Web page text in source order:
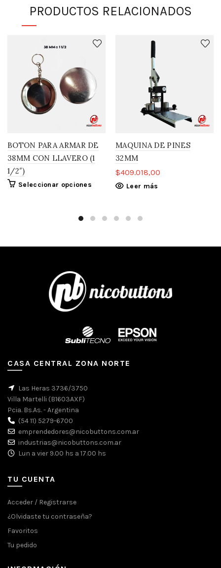
PRODUCTOS RELACIONADOS
BOTON PARA ARMAR DE
38MM CON LLAVERO (1
1/2″)
Seleccionar opciones
MAQUINA DE PINES
32MM
$409.018,00
Leer más
CASA CENTRAL ZONA NORTE
Las Heras 3736/3750
Villa Martelli (B1603AXF)
Pcia. Bs.As. - Argentina
(54 11) 5279-6700
emprendedores@nicobuttons.com.ar
industrias@nicobuttons.com.ar
Lun a vier 9.00 hs a 17.00 hs
TU CUENTA
Acceder / Registrarse
¿Olvidaste tu contraseña?
Favoritos
Tu pedido